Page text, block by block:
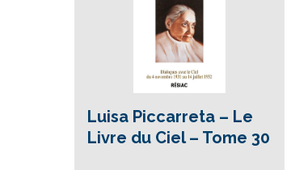
Luisa Piccarreta – Le
Livre du Ciel – Tome 30